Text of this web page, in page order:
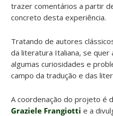
trazer comentários a partir
concreto desta experiência.
Tratando de autores
da literatura Italiana, se
algumas curiosidades e
campo da tradução e das
A coordenação do projeto é
Graziele Frangiotti e a